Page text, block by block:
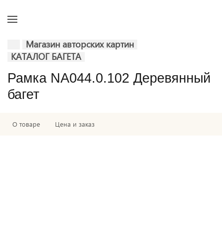
Магазин авторских картин
КАТАЛОГ БАГЕТА
Рамка NA044.0.102 Деревянный
багет
О товаре Цена и заказ